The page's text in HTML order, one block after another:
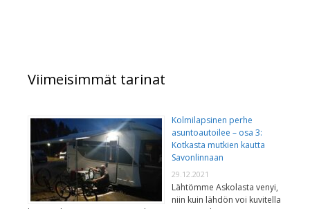
Viimeisimmät tarinat
Kolmilapsinen perhe
asuntoautoilee – osa 3:
Kotkasta mutkien kautta
Savonlinnaan
29.12.2021
Lähtömme Askolasta venyi,
niin kuin lähdön voi kuvitella